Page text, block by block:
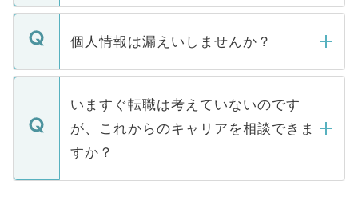
ません。
■応募殺到を避けるため 人気のある医療機
関を公にしてしまうと、応募が殺到する場
に、医療機関が求める条件に合った人材の
みを人材紹介会社に依頼するケースが増え
ています。
転職・入職を強要することは一切ありませ
ん。また、仮に応募先から内定をいただい
定を承諾する必要はありません。内定先へ
の辞退の連絡はキャリアパートナーが行い
個人情報は漏えいしませんか？
個人情報が漏えいすることはありませんの
で、ご安心ください。当サイトからの登録
などで収集したご登録者様の個人情報は、
ご本人のキャリアアップおよび転職活動の
支援を目的に使用いたします。お預かりし
ているすべての個人データはご本人の許可
いますぐ転職は考えていないのです
が、これからのキャリアを相談できま
すか？